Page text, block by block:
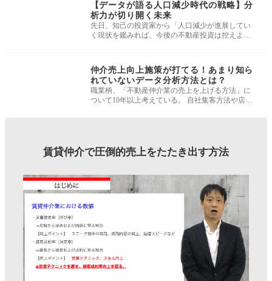
【データが語る人口減少時代の戦略】分
析力が切り開く未来
先日、知己の投資家から「人口減少が進展してい
く現状を鑑みれば、今後の不動産投資は控えよう
仲介売上向上施策が打てる！あまり知ら
れていないデータ分析方法とは？
職業柄、「不動産仲介業の売上を上げる方法」に
ついて10年以上考えている。 自社集客方法や店舗
賃貸仲介で圧倒的売上をたたき出す方法